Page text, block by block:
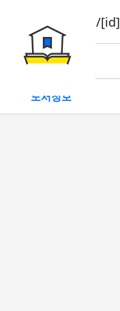
book/rent/[id]
대여
도서정보